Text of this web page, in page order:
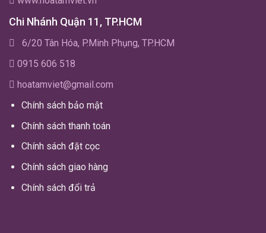
Chi Nhánh Quận 11, TP.HCM
6/20 Tân Hóa, P.Minh Phụng, TP.HCM
0915 606 518
hoatamviet@gmail.com
Chính sách bảo mật
Chính sách thanh toán
Chính sách đặt cọc
Chính sách giao hàng
Chính sách đổi trả